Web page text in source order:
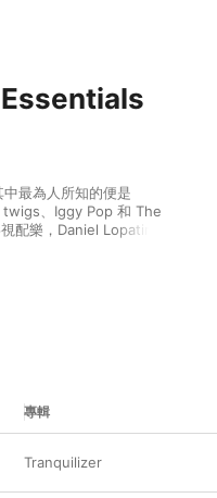
最為人所知的便是
、Iggy Pop 和 The
配樂，Daniel Lopatin
實的音樂景觀，後續的
樂中神秘的意識流色
人難以想像的聲響，例
地強調了傳統的聲樂
和 Arca 等他熟識的歌
播電台，感受他前衛又
的奇異電波。
專輯
Tranquilizer